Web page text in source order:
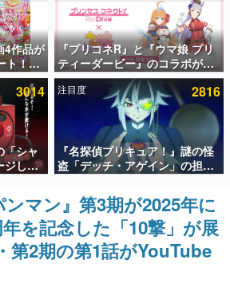
いる記事ランキング
覧
記事
が数千以上！ ページビュー数万以上！ などな
人々に読まれた、電ファミ渾身の“殿堂入り”記
ました。
企画書
クリエイターの方々に製作時のエピソードをお
ヒットする企画（ゲーム）とは何か？を探ってい
解いてはいけない。『赫本』は、〈試験問題〉
4作品が
ト！な
画ほぼ
ちゃけ
『プリコネR』と『ウマ娘 プリ
ティーダービー』のコラボが決
定！“最大170連無料”の8.5周年
キャンペーンなども発表
3014
「シャ
ジした
開始。
ルマ
ンブレ
注目度 2816
『名探偵プリキュア！』謎の怪
盗「デッチ・アゲイン」の担当
キャストは天﨑滉平さんと判
明。『Re:ゼロから始める異世
界生活』オットー役、『ヒプノ
シスマイク』山田三郎役など
マン』第3期が2025年に
を記念した「10撃」が展
第2期の第1話がYouTube